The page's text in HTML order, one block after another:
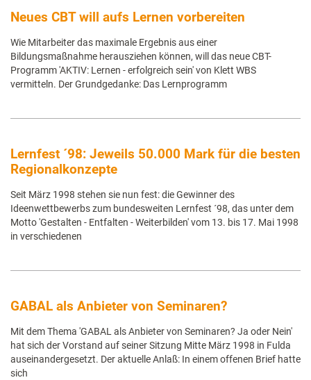
Neues CBT will aufs Lernen vorbereiten
Wie Mitarbeiter das maximale Ergebnis aus einer
Bildungsmaßnahme herausziehen können, will das neue CBT-
Programm 'AKTIV: Lernen - erfolgreich sein' von Klett WBS
vermitteln. Der Grundgedanke: Das Lernprogramm
Lernfest ´98: Jeweils 50.000 Mark für die besten
Regionalkonzepte
Seit März 1998 stehen sie nun fest: die Gewinner des
Ideenwettbewerbs zum bundesweiten Lernfest ´98, das unter dem
Motto 'Gestalten - Entfalten - Weiterbilden' vom 13. bis 17. Mai 1998
in verschiedenen
GABAL als Anbieter von Seminaren?
Mit dem Thema 'GABAL als Anbieter von Seminaren? Ja oder Nein'
hat sich der Vorstand auf seiner Sitzung Mitte März 1998 in Fulda
auseinandergesetzt. Der aktuelle Anlaß: In einem offenen Brief hatte
sich